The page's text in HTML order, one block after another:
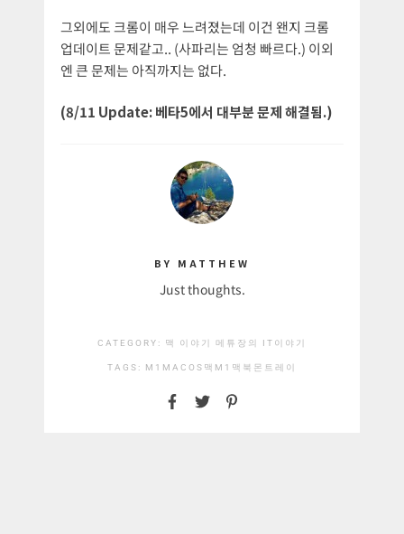
그외에도 크롬이 매우 느려졌는데 이건 왠지 크롬
업데이트 문제같고.. (사파리는 엄청 빠르다.) 이외
엔 큰 문제는 아직까지는 없다.
(8/11 Update: 베타5에서 대부분 문제 해결됨.)
BY MATTHEW
Just thoughts.
CATEGORY: 맥 이야기 메튜장의 IT이야기
TAGS: M1 MACOS 맥M1 맥북 몬트레이